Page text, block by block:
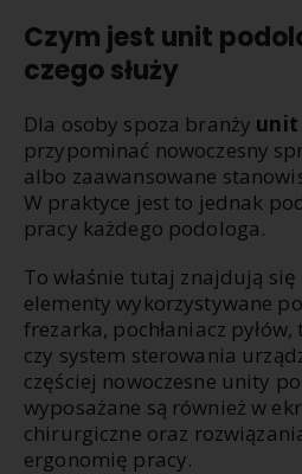
Czym jest unit
czego służy
Dla osoby spoza branży unit
przypominać nowoczesny
albo zaawansowane
W praktyce jest to jednak
pracy każdego podologa.
To właśnie tutaj znajdują
elementy wykorzystywane
frezarka, pochłaniacz
czy system sterowania
częściej nowoczesne unity
wyposażane są również w
chirurgiczne oraz
ergonomię pracy.